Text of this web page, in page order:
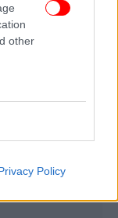
other
Policy